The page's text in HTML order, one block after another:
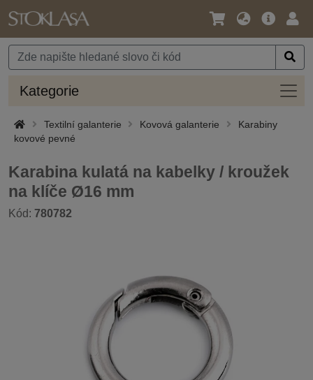
Jazyk
Měna
Hlavní
Kategorie
Textilní galanterie Kovová galanterie
Karabiny
kovové pevné
Karabina kulatá na kabelky / kroužek
na klíče Ø16 mm
Kód: 780782